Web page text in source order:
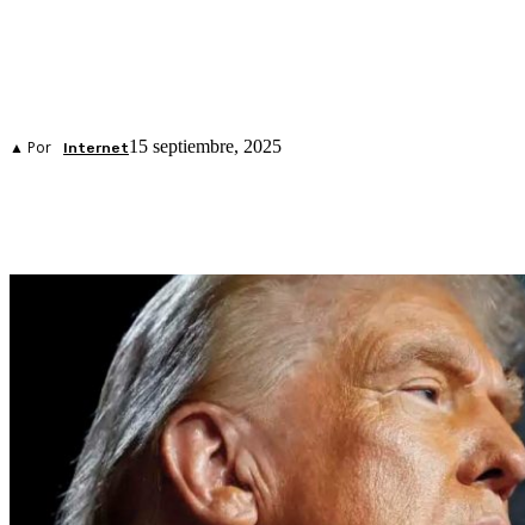
▲ Por Internet15 septiembre, 2025